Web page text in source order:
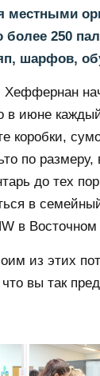
местными
250
шарфов,
в июне
коробки,
по размеру,
до тех
в
в
из этих
что вы так